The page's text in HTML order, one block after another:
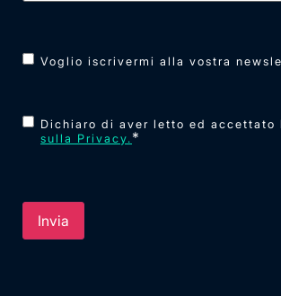
N
w
Voglio iscrivermi alla vostra
C
s
Dichiaro di aver letto ed accettato
sulla Privacy. *